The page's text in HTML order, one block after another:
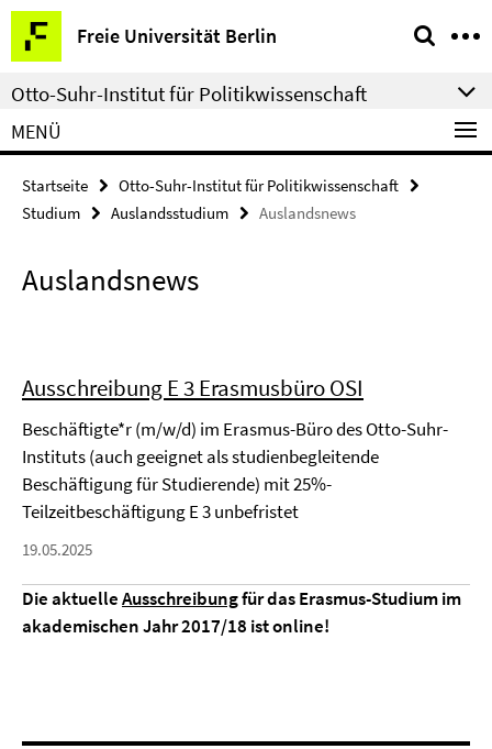
Springe
direkt
zu
Inhalt
Freie Universität Berlin
Service-
Navigation
Otto-Suhr-Institut für Politikwissenschaft
MENÜ
Startseite
Otto-Suhr-Institut für Politikwissenschaft
Studium
Auslandsstudium Auslandsnews
Auslandsnews
Ausschreibung E 3 Erasmusbüro OSI
Beschäftigte*r (m/w/d) im Erasmus-Büro des Otto-Suhr-
Instituts (auch geeignet als studienbegleitende
Beschäftigung für Studierende) mit 25%-
Teilzeitbeschäftigung E 3 unbefristet
19.05.2025
Die aktuelleAusschreibungfür das Erasmus-Studium im
akademischen Jahr 2017/18 ist online!